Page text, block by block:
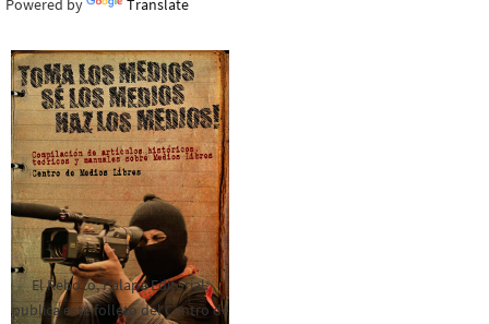
Powered by Translate
El Rebozo, Palapa Editorial,
publica este folleto del Centro de